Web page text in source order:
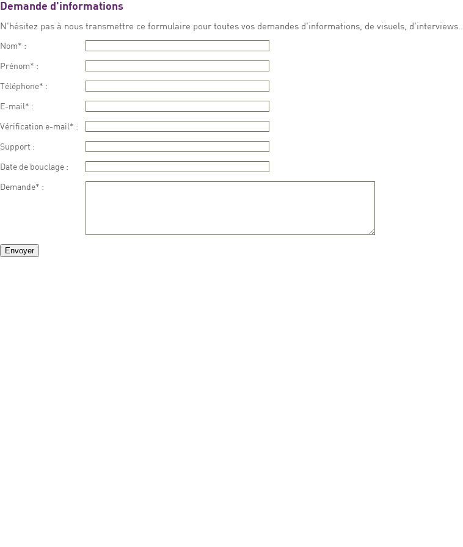
Demande d'informations
N'hésitez pas à nous transmettre ce formulaire pour toutes vos demandes d'informations, de visuels,
Nom* :
Prénom* :
Téléphone* :
E-mail* :
Vérification e-mail* :
Support :
Date de bouclage :
Demande* :